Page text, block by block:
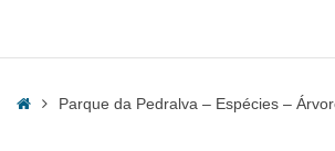
HomeParque da Pedralva – Espécies –